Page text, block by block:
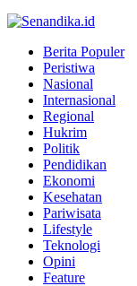
Berita Populer
Peristiwa
Nasional
Internasional
Regional
Hukrim
Politik
Pendidikan
Ekonomi
Kesehatan
Pariwisata
Lifestyle
Teknologi
Opini
Feature